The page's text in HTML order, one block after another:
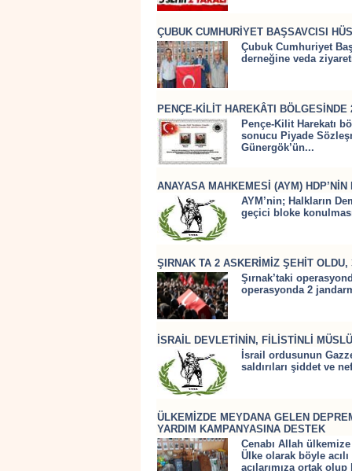
ÇUBUK CUMHURİYET BAŞSAVCISI
Çubuk Cumhuriyet
derneğine veda
PENÇE-KİLİT HAREKÂTI
Pençe-Kilit Harekatı
sonucu Piyade
Günergök’ün...
ANAYASA MAHKEMESİ (AYM)
AYM’nin; Halkların
geçici bloke
ŞIRNAK TA 2 ASKERİMİZ ŞEHİT
Şırnak’taki
operasyonda 2
İSRAİL DEVLETİNİN, FİLİSTİNLİ
İsrail ordusunun
saldırıları şiddet ve
ÜLKEMİZDE MEYDANA GELEN
YARDIM KAMPANYASINA DESTEK
Cenabı Allah
Ülke olarak böyle
acılarımıza ortak olup